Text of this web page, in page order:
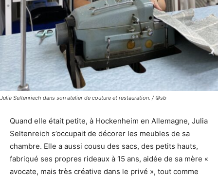
Julia Seltenriech dans son atelier de couture et restauration. / ©sb
Quand elle était petite, à Hockenheim en Allemagne, Julia
Seltenreich s’occupait de décorer les meubles de sa
chambre. Elle a aussi cousu des sacs, des petits hauts,
fabriqué ses propres rideaux à 15 ans, aidée de sa mère «
avocate, mais très créative dans le privé », tout comme